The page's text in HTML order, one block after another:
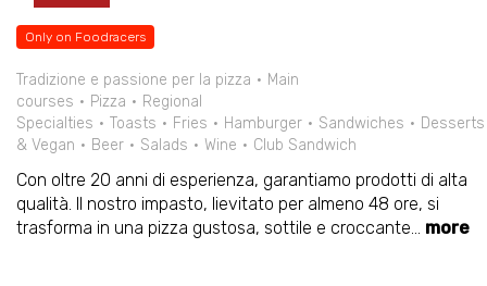
Only on Foodracers
Tradizione e passione per la pizza
Main
courses
Pizza
Regional
Specialties
Toasts Fries Hamburger Sandwiches
Desserts
& Vegan
Beer Salads Wine Club Sandwich
Con oltre 20 anni di esperienza, garantiamo prodotti di alta
qualità. Il nostro impasto, lievitato per almeno 48 ore, si
trasforma in una pizza gustosa, sottile e croccante... more